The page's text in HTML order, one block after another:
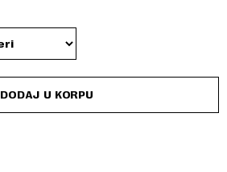
through
200 RSD
DODAJ U KORPU